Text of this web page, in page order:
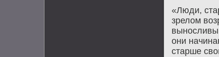
«Люди,
зрелοм
они
старше